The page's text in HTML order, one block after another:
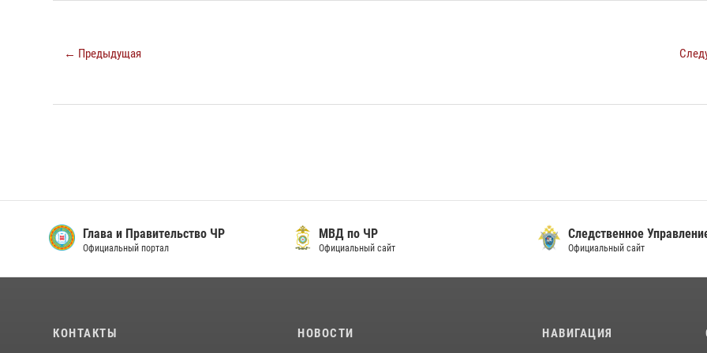
← Предыдущая
Глава и Правительство ЧР
Официальный портал
МВД по ЧР
Официальный сайт
Следственное
Официальный сайт
КОНТАКТЫ НОВОСТИ НАВИГАЦИЯ